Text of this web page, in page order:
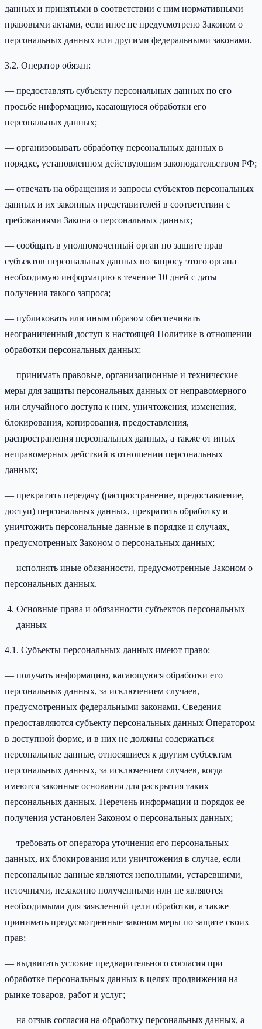
данных и принятыми в соответствии с ним нормативными
правовыми актами, если иное не предусмотрено Законом о
персональных данных или другими федеральными законами.
3.2. Оператор обязан:
— предоставлять субъекту персональных данных по его
просьбе информацию, касающуюся обработки его
персональных данных;
— организовывать обработку персональных данных в
порядке, установленном действующим законодательством РФ;
— отвечать на обращения и запросы субъектов персональных
данных и их законных представителей в соответствии с
требованиями Закона о персональных данных;
— сообщать в уполномоченный орган по защите прав
субъектов персональных данных по запросу этого органа
необходимую информацию в течение 10 дней с даты
получения такого запроса;
— публиковать или иным образом обеспечивать
неограниченный доступ к настоящей Политике в отношении
обработки персональных данных;
— принимать правовые, организационные и технические
меры для защиты персональных данных от неправомерного
или случайного доступа к ним, уничтожения, изменения,
блокирования, копирования, предоставления,
распространения персональных данных, а также от иных
неправомерных действий в отношении персональных
данных;
— прекратить передачу (распространение, предоставление,
доступ) персональных данных, прекратить обработку и
уничтожить персональные данные в порядке и случаях,
предусмотренных Законом о персональных данных;
— исполнять иные обязанности, предусмотренные Законом о
персональных данных.
Основные права и обязанности субъектов персональных
данных
4.1. Субъекты персональных данных имеют право:
— получать информацию, касающуюся обработки его
персональных данных, за исключением случаев,
предусмотренных федеральными законами. Сведения
предоставляются субъекту персональных данных Оператором
в доступной форме, и в них не должны содержаться
персональные данные, относящиеся к другим субъектам
персональных данных, за исключением случаев, когда
имеются законные основания для раскрытия таких
персональных данных. Перечень информации и порядок ее
получения установлен Законом о персональных данных;
— требовать от оператора уточнения его персональных
данных, их блокирования или уничтожения в случае, если
персональные данные являются неполными, устаревшими,
неточными, незаконно полученными или не являются
необходимыми для заявленной цели обработки, а также
принимать предусмотренные законом меры по защите своих
прав;
— выдвигать условие предварительного согласия при
обработке персональных данных в целях продвижения на
рынке товаров, работ и услуг;
— на отзыв согласия на обработку персональных данных, а